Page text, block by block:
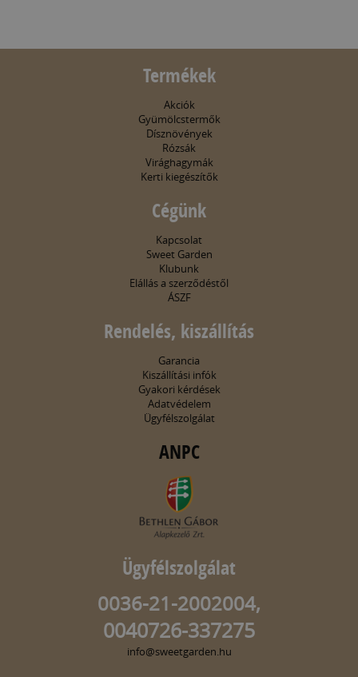
Termékek
Akciók
Gyümölcstermők
Dísznövények
Rózsák
Virághagymák
Kerti kiegészítők
Cégünk
Kapcsolat
Sweet Garden
Klubunk
Elállás a szerződéstől
ÁSZF
Rendelés, kiszállítás
Garancia
Kiszállítási infók
Gyakori kérdések
Adatvédelem
Ügyfélszolgálat
ANPC
Ügyfélszolgálat
0036-21-2002004,
0040726-337275
info@sweetgarden.hu